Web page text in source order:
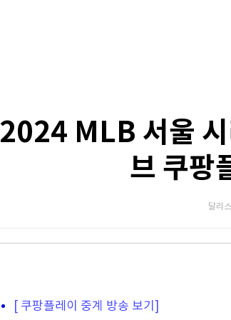
2024 MLB 서울 시
브 쿠팡
달리
[ 쿠팡플레이 중계 방송 보기]